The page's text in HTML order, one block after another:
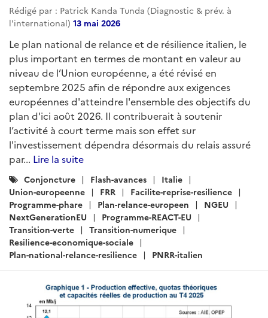
Rédigé par : Patrick Kanda Tunda (Diagnostic & prév. à
l'international) 13 mai 2026
Le plan national de relance et de résilience italien, le
plus important en termes de montant en valeur au
niveau de l’Union européenne, a été révisé en
septembre 2025 afin de répondre aux exigences
européennes d'atteindre l'ensemble des objectifs du
plan d'ici août 2026. Il contribuerait à soutenir
l’activité à court terme mais son effet sur
l'investissement dépendra désormais du relais assuré
par... Lire la suite
Catégories
:
Conjoncture Flash-avances
Italie
Union-europeenne
FRR
Facilite-reprise-resilience
Programme-phare
Plan-relance-europeen
NGEU
NextGenerationEU
Programme-REACT-EU
Transition-verte
Transition-numerique
Resilience-economique-sociale
Plan-national-relance-resilience
PNRR-italien